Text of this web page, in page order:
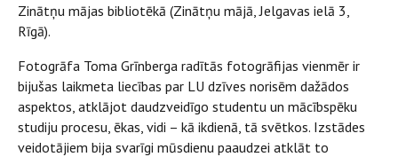
Zinātņu mājas bibliotēkā (Zinātņu mājā, Jelgavas ielā 3,
Rīgā).
Fotogrāfa Toma Grīnberga radītās fotogrāfijas vienmēr ir
bijušas laikmeta liecības par LU dzīves norisēm dažādos
aspektos, atklājot daudzveidīgo studentu un mācībspēku
studiju procesu, ēkas, vidi – kā ikdienā, tā svētkos. Izstādes
veidotājiem bija svarīgi mūsdienu paaudzei atklāt to